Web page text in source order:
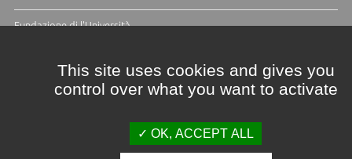
Fundazione di l'Università
This site uses cookies and gives you
control over what you want to activate
OK, ACCEPT ALL